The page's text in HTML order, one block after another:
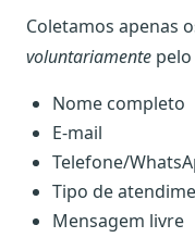
Coletamos apenas
voluntariamente
Nome completo
E-mail
Telefone/
Tipo de
Mensagem livre